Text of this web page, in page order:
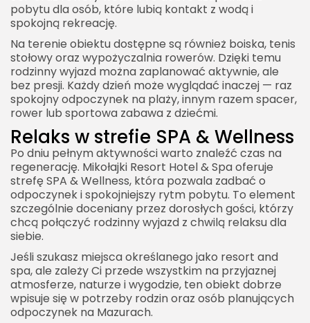
pobytu dla osób, które lubią kontakt z wodą i
spokojną rekreację.
Na terenie obiektu dostępne są również boiska, tenis
stołowy oraz wypożyczalnia rowerów. Dzięki temu
rodzinny wyjazd można zaplanować aktywnie, ale
bez presji. Każdy dzień może wyglądać inaczej — raz
spokojny odpoczynek na plaży, innym razem spacer,
rower lub sportowa zabawa z dziećmi.
Relaks w strefie SPA & Wellness
Po dniu pełnym aktywności warto znaleźć czas na
regenerację. Mikołajki Resort Hotel & Spa oferuje
strefę SPA & Wellness, która pozwala zadbać o
odpoczynek i spokojniejszy rytm pobytu. To element
szczególnie doceniany przez dorosłych gości, którzy
chcą połączyć rodzinny wyjazd z chwilą relaksu dla
siebie.
Jeśli szukasz miejsca określanego jako resort and
spa, ale zależy Ci przede wszystkim na przyjaznej
atmosferze, naturze i wygodzie, ten obiekt dobrze
wpisuje się w potrzeby rodzin oraz osób planujących
odpoczynek na Mazurach.